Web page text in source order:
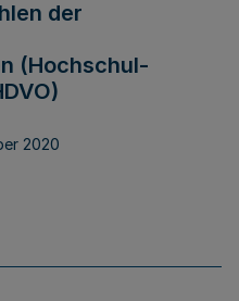
der
(Hochschul-
2020